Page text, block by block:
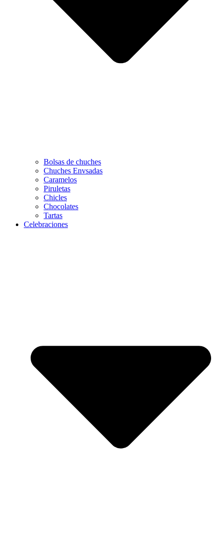
Bolsas de chuches
Chuches Envsadas
Caramelos
Piruletas
Chicles
Chocolates
Tartas
Celebraciones